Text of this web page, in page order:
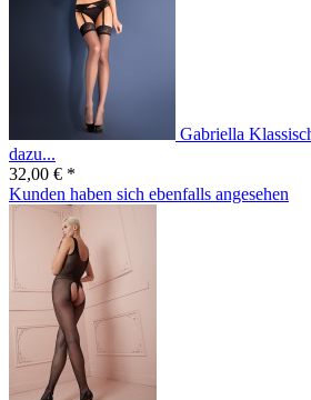
Gabriella
dazu...
32,00 € *
Kunden haben sich ebenfalls angesehen